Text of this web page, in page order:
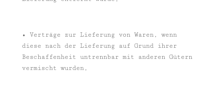
• Verträge zur Lieferung von Waren, wenn
diese nach der Lieferung auf Grund ihrer
Beschaffenheit untrennbar mit anderen Gütern
vermischt wurden,